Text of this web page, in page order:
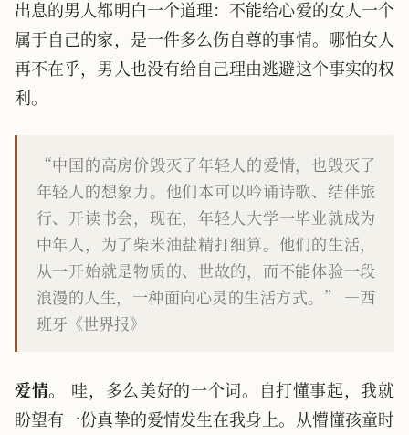
出息的男人都明白一个道理：不能给心爱的女人一个
属于自己的家，是一件多么伤自尊的事情。哪怕女人
再不在乎，男人也没有给自己理由逃避这个事实的权
利。
“中国的高房价毁灭了年轻人的爱情，也毁灭了
年轻人的想象力。他们本可以吟诵诗歌、结伴旅
行、开读书会，现在，年轻人大学一毕业就成为
中年人，为了柴米油盐精打细算。他们的生活，
从一开始就是物质的、世故的，而不能体验一段
浪漫的人生，一种面向心灵的生活方式。” —西
班牙《世界报》
爱情。
哇，多么美好的一个词。自打懂事起，我就
盼望有一份真挚的爱情发生在我身上。从懵懂孩童时